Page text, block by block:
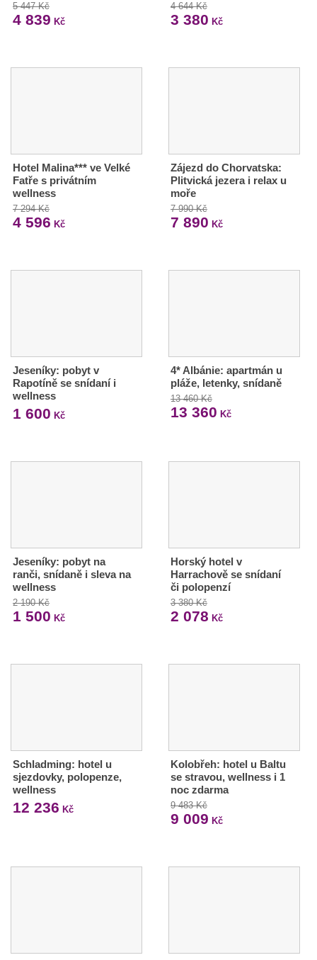
5 447 Kč
4 839 Kč
4 644 Kč
3 380 Kč
Hotel Malina*** ve Velké
Fatře s privátním
wellness
7 294 Kč
4 596 Kč
Zájezd do Chorvatska:
Plitvická jezera i relax u
moře
7 990 Kč
7 890 Kč
Jeseníky: pobyt v
Rapotíně se snídaní i
wellness
1 600 Kč
4* Albánie: apartmán u
pláže, letenky, snídaně
13 460 Kč
13 360 Kč
Jeseníky: pobyt na
ranči, snídaně i sleva na
wellness
2 190 Kč
1 500 Kč
Horský hotel v
Harrachově se snídaní
či polopenzí
3 380 Kč
2 078 Kč
Schladming: hotel u
sjezdovky, polopenze,
wellness
12 236 Kč
Kolobřeh: hotel u Baltu
se stravou, wellness i 1
noc zdarma
9 483 Kč
9 009 Kč